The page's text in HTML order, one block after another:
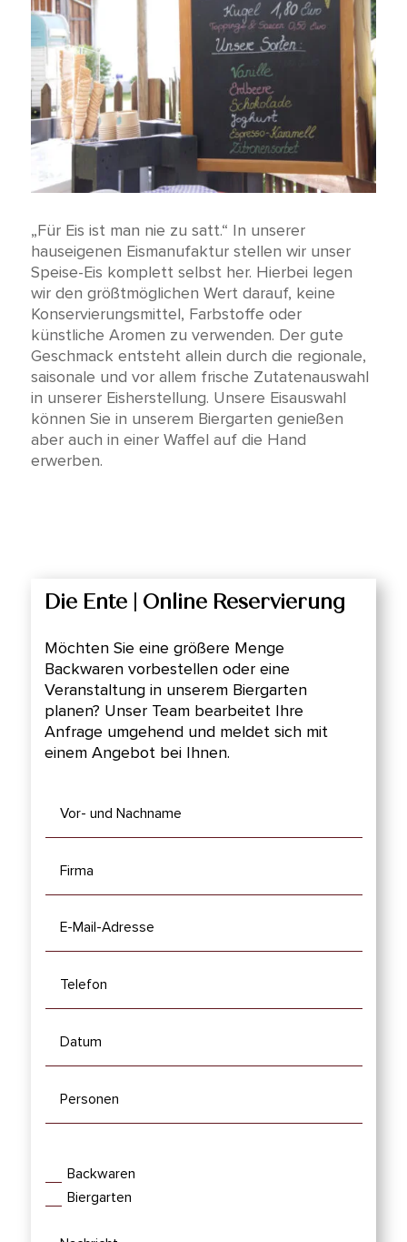
„Für Eis ist man nie zu satt.“ In unserer
hauseigenen Eismanufaktur stellen wir unser
Speise-Eis komplett selbst her. Hierbei legen
wir den größtmöglichen Wert darauf, keine
Konservierungsmittel, Farbstoffe oder
künstliche Aromen zu verwenden. Der gute
Geschmack entsteht allein durch die regionale,
saisonale und vor allem frische Zutatenauswahl
in unserer Eisherstellung. Unsere Eisauswahl
können Sie in unserem Biergarten genießen
aber auch in einer Waffel auf die Hand
erwerben.
Die Ente | Online Reservierung
Möchten Sie eine größere Menge
Backwaren vorbestellen oder eine
Veranstaltung in unserem Biergarten
planen? Unser Team bearbeitet Ihre
Anfrage umgehend und meldet sich mit
einem Angebot bei Ihnen.
Backwaren
Biergarten